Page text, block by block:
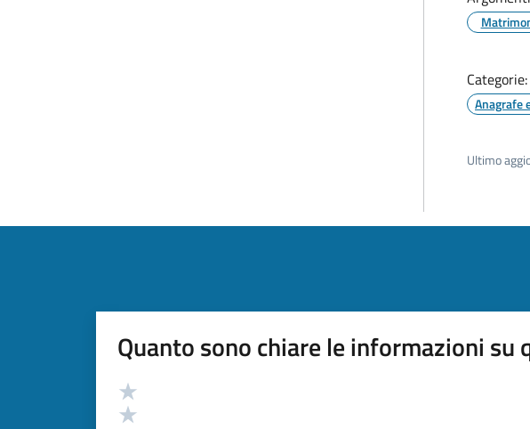
Categorie:
Anagrafe
Ultimo
Quanto sono chiare le informazioni su
Valutazione